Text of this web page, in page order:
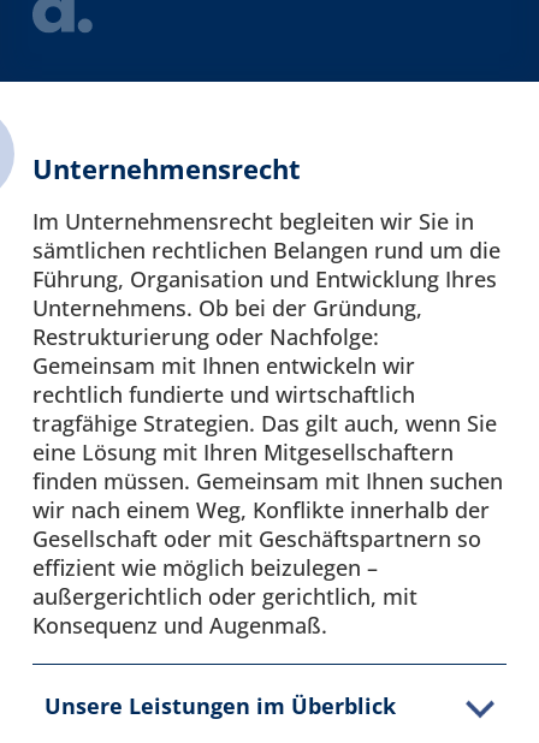
Unternehmensrecht
Im Unternehmensrecht begleiten wir Sie in
sämtlichen rechtlichen Belangen rund um die
Führung, Organisation und Entwicklung Ihres
Unternehmens. Ob bei der Gründung,
Restrukturierung oder Nachfolge:
Gemeinsam mit Ihnen entwickeln wir
rechtlich fundierte und wirtschaftlich
tragfähige Strategien. Das gilt auch, wenn Sie
eine Lösung mit Ihren Mitgesellschaftern
finden müssen. Gemeinsam mit Ihnen suchen
wir nach einem Weg, Konflikte innerhalb der
Gesellschaft oder mit Geschäftspartnern so
effizient wie möglich beizulegen –
außergerichtlich oder gerichtlich, mit
Konsequenz und Augenmaß.
Unsere Leistungen im Überblick